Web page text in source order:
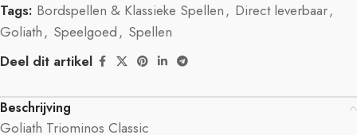
Tags: Bordspellen & Klassieke Spellen, Direct leverbaar,
Goliath, Speelgoed, Spellen
Deel dit artikel
Beschrijving
Goliath Triominos Classic